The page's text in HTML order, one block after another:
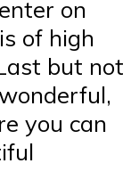
on
of high
but not
you can